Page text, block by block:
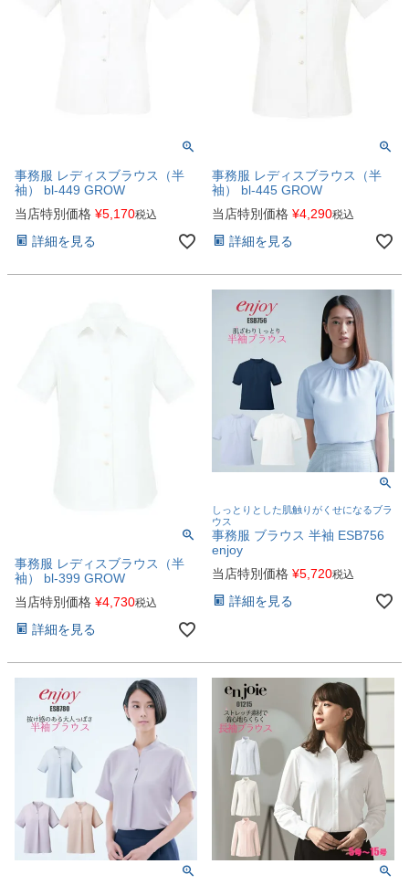
事務服 レディスブラウス（半
袖） bl-449 GROW
当店特別価格 ¥5,170税込
詳細を見る
事務服 レディスブラウス（半
袖） bl-445 GROW
当店特別価格 ¥4,290税込
詳細を見る
事務服 レディスブラウス（半
袖） bl-399 GROW
当店特別価格 ¥4,730税込
詳細を見る
しっとりとした肌触りがくせになるブラ
ウス
事務服 ブラウス 半袖 ESB756
enjoy
当店特別価格 ¥5,720税込
詳細を見る